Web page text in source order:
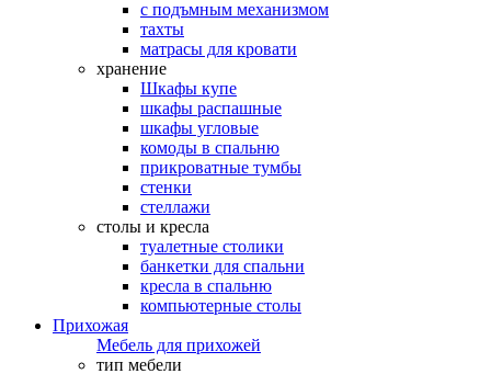
с подъмным механизмом
тахты
матрасы для кровати
хранение
Шкафы купе
шкафы распашные
шкафы угловые
комоды в спальню
прикроватные тумбы
стенки
стеллажи
столы и кресла
туалетные столики
банкетки для спальни
кресла в спальню
компьютерные столы
Прихожая
Мебель для прихожей
тип мебели